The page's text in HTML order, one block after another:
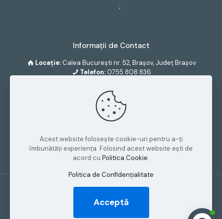
;
Informații de Contact
Locaţie:Calea București nr. 52, Brașov, Județ Brașov
Telefon: 0755 808 836
S.C. DENTHAUS S.R.L.
CUI:44934619
Număr Registru Comerțului:J08/2680/2021
Acest website folosește cookie-uri pentru a-ți
îmbunătăți experiența. Folosind acest website ești de
acord cu Politica Cookie.
Politica de Confidențialitate
Acceptă